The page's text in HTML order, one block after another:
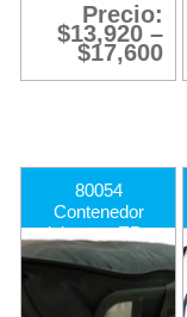
Precio:
$13,920 –
$17,600
80054
Contenedor
delantero EP –
Parte inferior